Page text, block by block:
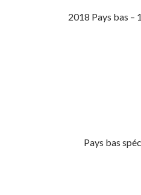
2018 Pays bas –
Pays bas